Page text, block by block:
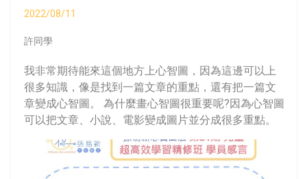
2022/08/11
許同學
我非常期待能來這個地方上心智圖，因為這邊可以上
很多知識，像是找到一篇文章的重點，還有把一篇文
章變成心智圖。 為什麼畫心智圖很重要呢?因為心智圖
可以把文章、小說、電影變成圖片並分成很多重點。
還有.